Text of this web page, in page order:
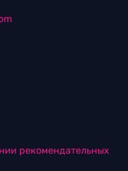
рекомендательных